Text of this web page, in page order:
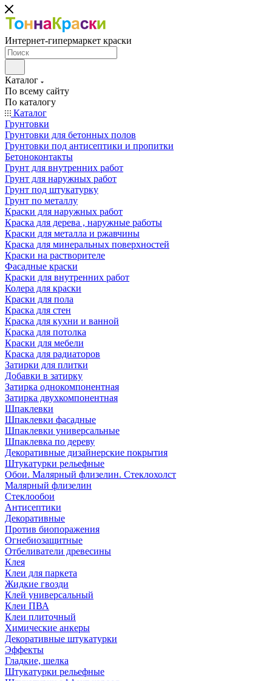
Интернет-гипермаркет краски
Каталог
По всему сайту
По каталогу
Каталог
Грунтовки
Грунтовки для бетонных полов
Грунтовки под антисептики и пропитки
Бетоноконтакты
Грунт для внутренних работ
Грунт для наружных работ
Грунт под штукатурку
Грунт по металлу
Краски для наружных работ
Краска для дерева , наружные работы
Краски для металла и ржавчины
Краска для минеральных поверхностей
Краски на растворителе
Фасадные краски
Краски для внутренних работ
Колера для краски
Краски для пола
Краска для стен
Краска для кухни и ванной
Краска для потолка
Краски для мебели
Краска для радиаторов
Затирки для плитки
Добавки в затирку
Затирка однокомпонентная
Затирка двухкомпонентная
Шпаклевки
Шпаклевки фасадные
Шпаклевки универсальные
Шпаклевка по дереву
Декоративные дизайнерские покрытия
Штукатурки рельефные
Обои. Малярный флизелин. Стеклохолст
Малярный флизелин
Стеклообои
Антисептики
Декоративные
Против биопоражения
Огнебиозащитные
Отбеливатели древесины
Клея
Клеи для паркета
Жидкие гвозди
Клей универсальный
Клеи ПВА
Клеи плиточный
Химические анкеры
Декоративные штукатурки
Эффекты
Гладкие, шелка
Штукатурки рельефные